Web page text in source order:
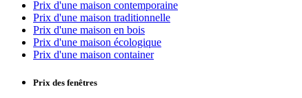
Prix d'une maison contemporaine
Prix d'une maison traditionnelle
Prix d'une maison en bois
Prix d'une maison écologique
Prix d'une maison container
Prix des fenêtres